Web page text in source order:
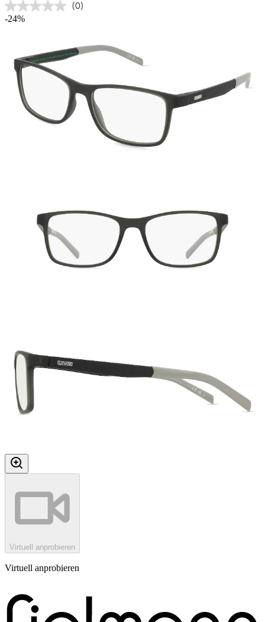
(0)
-24%
Virtuell anprobieren
Virtuell anprobieren